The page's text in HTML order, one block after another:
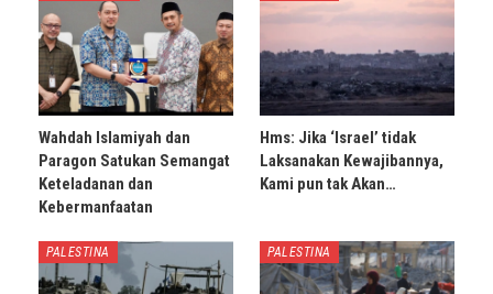
Wahdah Islamiyah dan
Paragon Satukan Semangat
Keteladanan dan
Kebermanfaatan
Hms: Jika ‘Israel’ tidak
Laksanakan Kewajibannya,
Kami pun tak Akan…
PALESTINA PALESTINA